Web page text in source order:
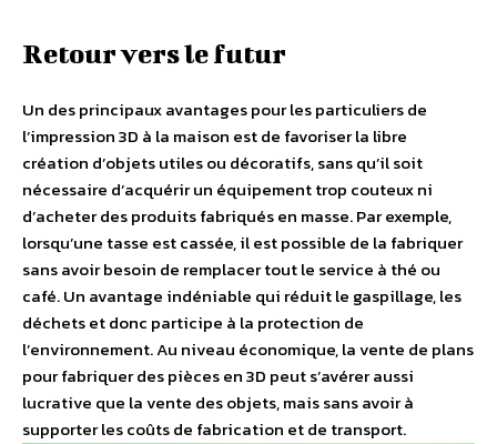
Retour vers le futur
Un des principaux avantages pour les particuliers de
l’impression 3D à la maison est de favoriser la libre
création d’objets utiles ou décoratifs, sans qu’il soit
nécessaire d’acquérir un équipement trop couteux ni
d’acheter des produits fabriqués en masse. Par exemple,
lorsqu’une tasse est cassée, il est possible de la fabriquer
sans avoir besoin de remplacer tout le service à thé ou
café. Un avantage indéniable qui réduit le gaspillage, les
déchets et donc participe à la protection de
l’environnement. Au niveau économique, la vente de plans
pour fabriquer des pièces en 3D peut s’avérer aussi
lucrative que la vente des objets, mais sans avoir à
supporter les coûts de fabrication et de transport.